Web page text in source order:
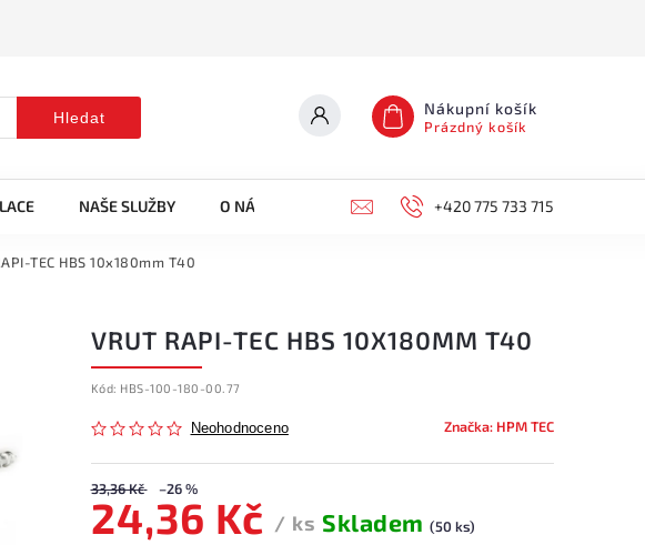
Hledat Nákupní košík
Prázdný košík
NAŠE SLUŽBY O NÁS KONTAKTY +420 775 733 715
TEC HBS 10x180mm T40
VRUT RAPI-TEC HBS 10X180MM T40
Kód: HBS-100-180-00.77
Neohodnoceno Značka: HPM TEC
33,36 Kč –26 %
24,36 Kč / ks Skladem(50 ks)